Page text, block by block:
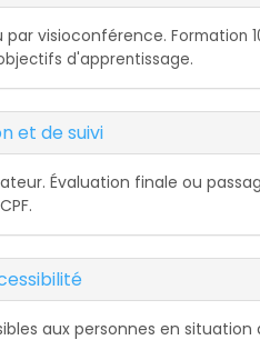
par visioconférence. Formation
d'apprentissage.
et de suivi
Évaluation finale ou
aux personnes en situation